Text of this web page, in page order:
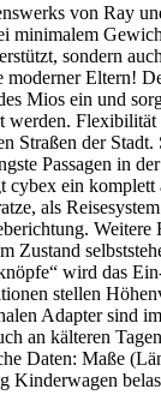
von Ray
sondern
Eltern!
Mios ein und
der
Passagen in
ein
als
wird das
stellen
Adapter sind
an kälteren
Daten: Maße